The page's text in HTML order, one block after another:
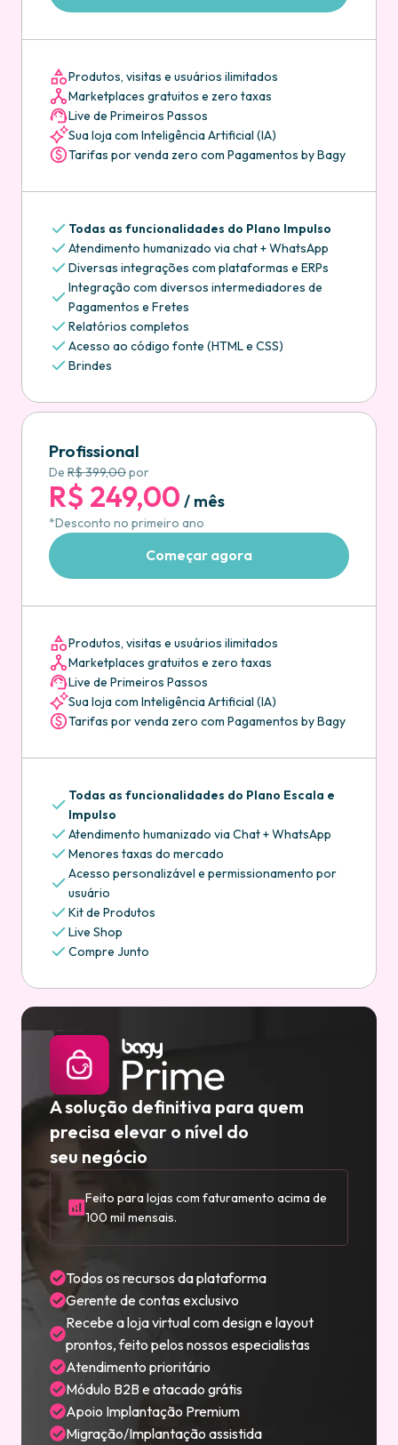
Produtos, visitas e usuários ilimitados
Marketplaces gratuitos e zero taxas
Live de Primeiros Passos
Sua loja com Inteligência Artificial (IA)
Tarifas por venda zero com Pagamentos by Bagy
Todas as funcionalidades do Plano Impulso
Atendimento humanizado via chat + WhatsApp
Diversas integrações com plataformas e ERPs
Integração com diversos intermediadores de
Pagamentos e Fretes
Relatórios completos
Acesso ao código fonte (HTML e CSS)
Brindes
Profissional
De R$ 399,00por
R$ 249,00 / mês
*Desconto no primeiro ano
Começar agora
Produtos, visitas e usuários ilimitados
Marketplaces gratuitos e zero taxas
Live de Primeiros Passos
Sua loja com Inteligência Artificial (IA)
Tarifas por venda zero com Pagamentos by Bagy
Todas as funcionalidades do Plano Escala e
Impulso
Atendimento humanizado via Chat + WhatsApp
Menores taxas do mercado
Acesso personalizável e permissionamento por
usuário
Kit de Produtos
Live Shop
Compre Junto
A solução definitiva para quem
precisa elevar o nível do
seu negócio
Feito para lojas com faturamento acima de
100 mil mensais.
Todos os recursos da plataforma
Gerente de contas exclusivo
Recebe a loja virtual com design e layout
prontos, feito pelos nossos especialistas
Atendimento prioritário
Módulo B2B e atacado grátis
Apoio Implantação Premium
Migração/Implantação assistida